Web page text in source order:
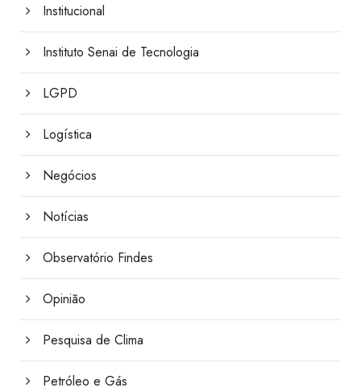
Institucional
Instituto Senai de Tecnologia
LGPD
Logística
Negócios
Notícias
Observatório Findes
Opinião
Pesquisa de Clima
Petróleo e Gás